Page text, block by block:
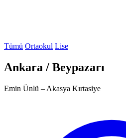
Tümü Ortaokul Lise
Ankara / Beypazarı
Emin Ünlü – Akasya Kırtasiye